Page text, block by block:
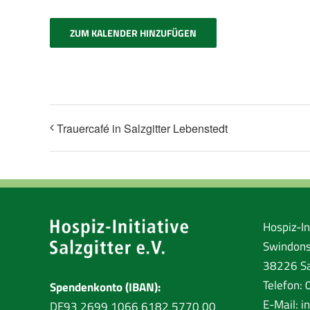
ZUM KALENDER HINZUFÜGEN
Trauercafé in Salzgitter Lebenstedt
Spendenkonto (IBAN):
DE93 2699 1066 6182 5770 00
Hospiz-
38226
Telefon:
E-Mail: